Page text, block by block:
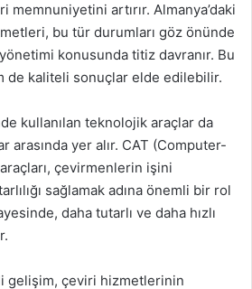
memnuniyetini artırır. Almanya’daki
bu tür durumları göz önünde
konusunda titiz davranır. Bu
de kaliteli sonuçlar elde edilebilir.
kullanılan teknolojik araçlar da
arasında yer alır. CAT (Computer-
çevirmenlerin işini
sağlamak adına önemli bir rol
daha tutarlı ve daha hızlı
gelişim, çeviri hizmetlerinin